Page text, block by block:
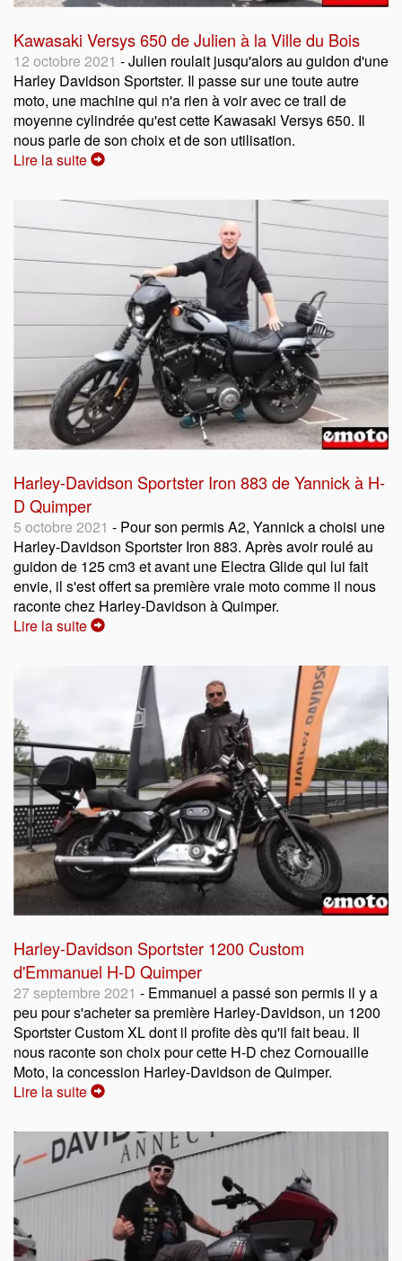
Kawasaki Versys 650 de Julien à la Ville du Bois
12 octobre 2021 - Julien roulait jusqu'alors au guidon d'une
Harley Davidson Sportster. Il passe sur une toute autre
moto, une machine qui n'a rien à voir avec ce trail de
moyenne cylindrée qu'est cette Kawasaki Versys 650. Il
nous parle de son choix et de son utilisation.
Lire la suite
Harley-Davidson Sportster Iron 883 de Yannick à H-
D Quimper
5 octobre 2021 - Pour son permis A2, Yannick a choisi une
Harley-Davidson Sportster Iron 883. Après avoir roulé au
guidon de 125 cm3 et avant une Electra Glide qui lui fait
envie, il s'est offert sa première vraie moto comme il nous
raconte chez Harley-Davidson à Quimper.
Lire la suite
Harley-Davidson Sportster 1200 Custom
d'Emmanuel H-D Quimper
27 septembre 2021 - Emmanuel a passé son permis il y a
peu pour s'acheter sa première Harley-Davidson, un 1200
Sportster Custom XL dont il profite dès qu'il fait beau. Il
nous raconte son choix pour cette H-D chez Cornouaille
Moto, la concession Harley-Davidson de Quimper.
Lire la suite